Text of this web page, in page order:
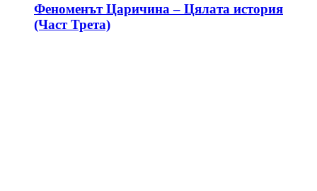
Феноменът Царичина – Цялата история
(Част Трета)